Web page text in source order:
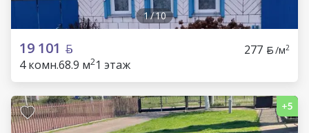
1/10
19 101 277 /м2
4 комн.68.9 м21 этаж